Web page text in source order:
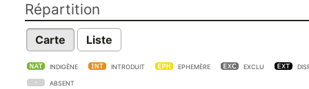
Répartition
Carte Liste
INDIGÈNE INTRODUIT EPHEMÈRE EXCLU
ABSENT